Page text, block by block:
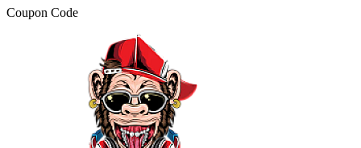
Coupon Code